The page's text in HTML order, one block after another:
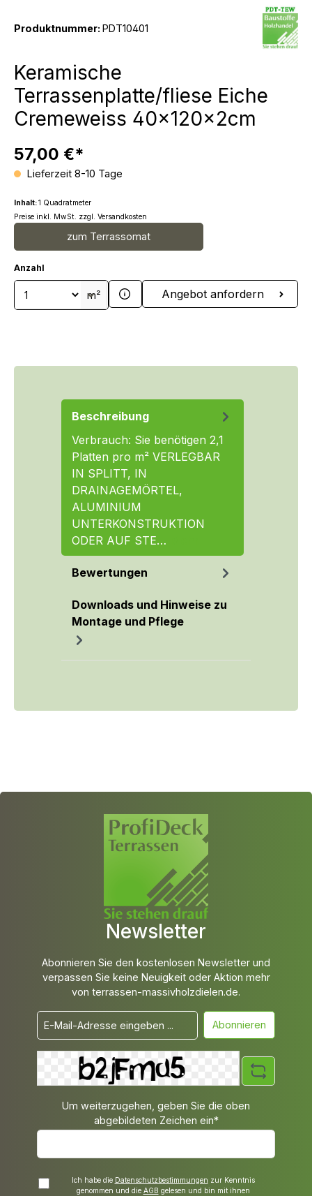
Produktnummer: PDT10401
Keramische
Terrassenplatte/fliese Eiche
Cremeweiss 40x120x2cm
57,00 €*
Lieferzeit 8-10 Tage
Inhalt:1 Quadratmeter
Preise inkl. MwSt. zzgl. Versandkosten
zum Terrassomat
Anzahl
Produkt Anzahl: Gib den
m² Angebot anfordern
Beschreibung
Verbrauch: Sie benötigen 2,1
Platten pro m² VERLEGBAR
IN SPLITT, IN
DRAINAGEMÖRTEL,
ALUMINIUM
UNTERKONSTRUKTION
ODER AUF STE…
Bewertungen
Downloads und Hinweise zu
Montage und Pflege
Newsletter
Abonnieren Sie den kostenlosen Newsletter und
verpassen Sie keine Neuigkeit oder Aktion mehr
von terrassen-massivholzdielen.de.
Abonnieren
Um weiterzugehen, geben Sie die oben
abgebildeten Zeichen ein*
Ich habe die Datenschutzbestimmungen zur Kenntnis
genommen und die AGB gelesen und bin mit ihnen